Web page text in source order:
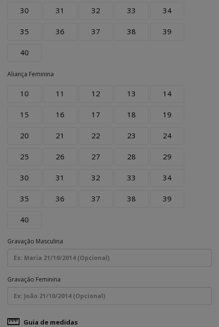
30 31 32 33 34
35 36 37 38 39
40
Aliança Feminina
10 11 12 13 14
15 16 17 18 19
20 21 22 23 24
25 26 27 28 29
30 31 32 33 34
35 36 37 38 39
40
Gravação Masculina
Gravação Feminina
Guia de medidas